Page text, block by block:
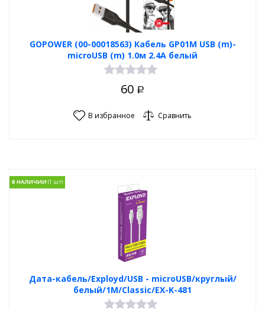
GOPOWER (00-00018563) Кабель GP01M USB (m)-
microUSB (m) 1.0м 2.4A белый
60 Р
В избранное Сравнить
Дата-кабель/Exployd/USB - microUSB/круглый/
белый/1М/Classic/EX-K-481
В НАЛИЧИИ